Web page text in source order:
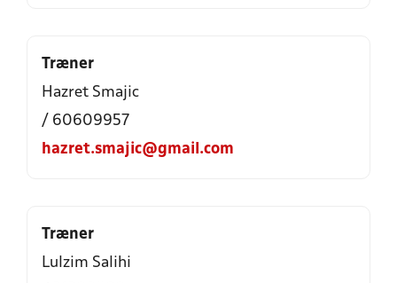
Træner
Hazret Smajic
/ 60609957
hazret.smajic@gmail.com
Træner
Lulzim Salihi